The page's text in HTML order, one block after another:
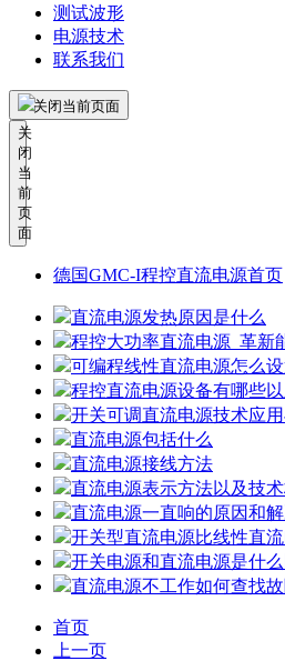
测试波形
电源技术
联系我们
关闭当前页面
关
闭
当
前
页
面
德国GMC-I程控直流电源首页
直流电源发热原因是什么
程控大功率直流电源_革新
可编程线性直流电源怎么
程控直流电源设备有哪些
开关可调直流电源技术应
直流电源包括什么
直流电源接线方法
直流电源表示方法以及技
直流电源一直响的原因和
开关型直流电源比线性直
开关电源和直流电源是什么
直流电源不工作如何查找
首页
上一页